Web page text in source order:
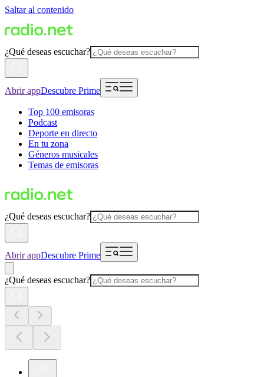
Saltar al contenido
¿Qué deseas escuchar?
Abrir appDescubre Prime
Top 100 emisoras
Podcast
Deporte en directo
En tu zona
Géneros musicales
Temas de emisoras
¿Qué deseas escuchar?
Abrir appDescubre Prime
¿Qué deseas escuchar?